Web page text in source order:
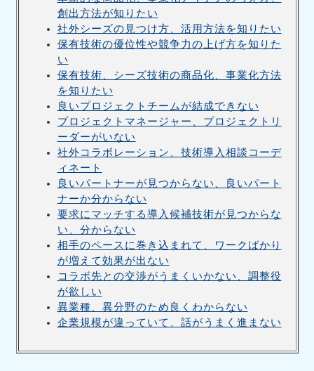
創出方法が知りたい
社外シーズの見つけ方、活用方法を知りたい
保有技術の優位性や競争力の上げ方を知りた
い
保有技術、シーズ技術の商品化、事業化方法
を知りたい
良いプロジェクトチームが結成できない
プロジェクトマネージャー、プロジェクトリ
ーダーがいない
社外コラボレーション、技術導入相談コーデ
ィネート
良いパートナーが見つからない、良いパート
ナーか分からない
要求にマッチする導入候補技術が見つからな
い、分からない
相手のペースに巻き込まれて、ワークばかり
が増えて効果が出ない
コラボ先との交渉がうまくいかない、調整役
が欲しい
異業種、異分野のため良くわからない
企業規模が違っていて、話がうまく進まない